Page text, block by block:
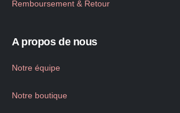
Remboursement & Retour
A propos de nous
Notre équipe
Notre boutique